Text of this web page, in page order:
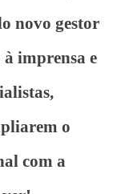
novo gestor
imprensa e
o
com a